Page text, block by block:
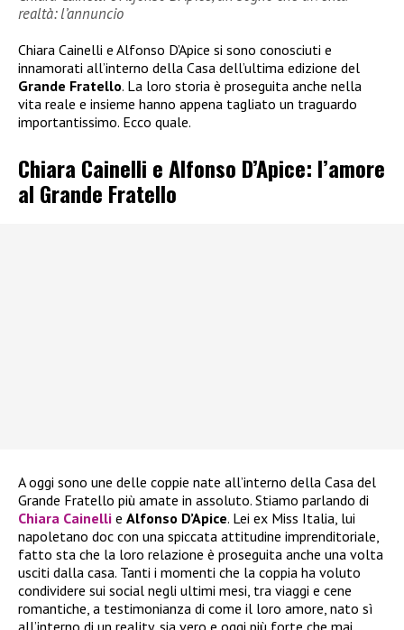
realtà: l’annuncio
Chiara Cainelli e Alfonso D’Apice si sono conosciuti e
innamorati all’interno della Casa dell’ultima edizione del
Grande Fratello. La loro storia è proseguita anche nella
vita reale e insieme hanno appena tagliato un traguardo
importantissimo. Ecco quale.
Chiara Cainelli e Alfonso D’Apice: l’amore
al Grande Fratello
A oggi sono une delle coppie nate all’interno della Casa del
Grande Fratello più amate in assoluto. Stiamo parlando di
Chiara Cainelli e Alfonso D’Apice. Lei ex Miss Italia, lui
napoletano doc con una spiccata attitudine imprenditoriale,
fatto sta che la loro relazione è proseguita anche una volta
usciti dalla casa. Tanti i momenti che la coppia ha voluto
condividere sui social negli ultimi mesi, tra viaggi e cene
romantiche, a testimonianza di come il loro amore, nato sì